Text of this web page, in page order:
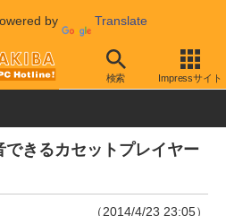
by Translate
検索 Impressサイト
メディアプレイヤー その他
きるカセットプレイヤー
（2014/4/23 23:05）